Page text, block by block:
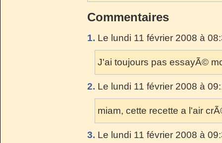
Commentaires
1. Le lundi 11 février 2008 à
J'ai toujours pas essayÃ©
2. Le lundi 11 février 2008 à
miam, cette recette a l'air
3. Le lundi 11 février 2008 à